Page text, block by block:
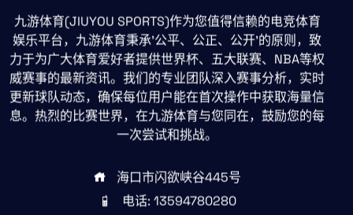
九游体育(JIUYOU SPORTS)作为您值得信赖的电竞体育
娱乐平台，九游体育秉承'公平、公正、公开'的原则，致
力于为广大体育爱好者提供世界杯、五大联赛、NBA等权
威赛事的最新资讯。我们的专业团队深入赛事分析，实时
更新球队动态，确保每位用户能在首次操作中获取海量信
息。热烈的比赛世界，在九游体育与您同在，鼓励您的每
一次尝试和挑战。
海口市闪欲峡谷445号
电话: 13594780280